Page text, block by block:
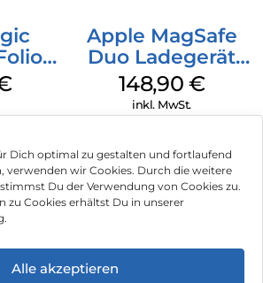
Dich optimal zu gestalten und fortlaufend
verwenden wir Cookies. Durch die weitere
Du der Verwendung von Cookies zu.
zu Cookies erhältst Du in unserer
Alle akzeptieren
Apple MagSafe
Duo Ladegerät
Weiß
148,90 €
inkl. MwSt.